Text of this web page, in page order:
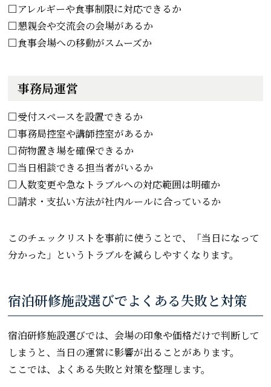
□アレルギーや食事制限に対応できるか
□懇親会や交流会の会場があるか
□食事会場への移動がスムーズか
事務局運営
□受付スペースを設置できるか
□事務局控室や講師控室があるか
□荷物置き場を確保できるか
□当日相談できる担当者がいるか
□人数変更や急なトラブルへの対応範囲は明確か
□請求・支払い方法が社内ルールに合っているか
このチェックリストを事前に使うことで、「当日になって
分かった」というトラブルを減らしやすくなります。
宿泊研修施設選びでよくある失敗と対策
宿泊研修施設選びでは、会場の印象や価格だけで判断して
しまうと、当日の運営に影響が出ることがあります。
ここでは、よくある失敗と対策を整理します。